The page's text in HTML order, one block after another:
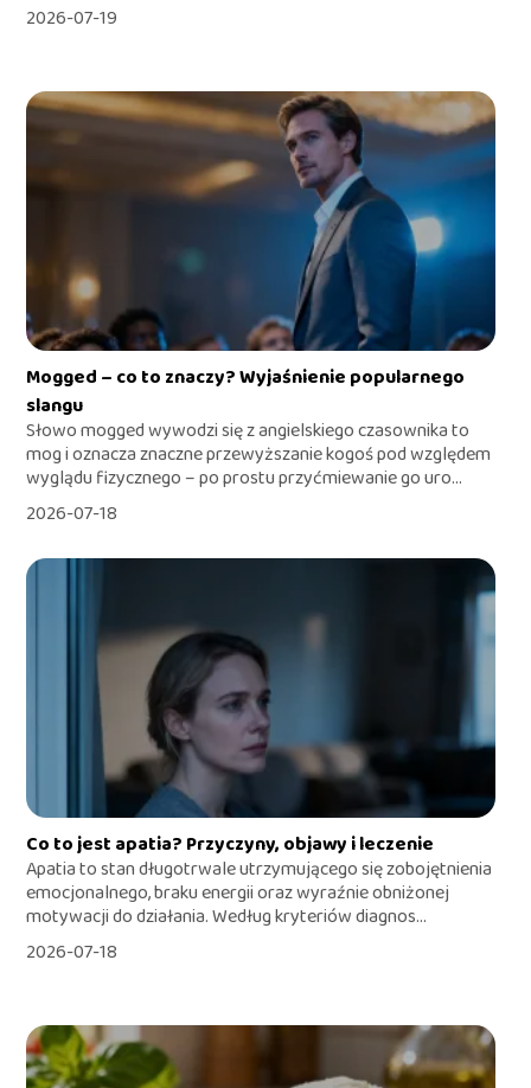
2026-07-19
Mogged – co to znaczy? Wyjaśnienie popularnego
slangu
Słowo mogged wywodzi się z angielskiego czasownika to
mog i oznacza znaczne przewyższanie kogoś pod względem
wyglądu fizycznego – po prostu przyćmiewanie go uro...
2026-07-18
Co to jest apatia? Przyczyny, objawy i leczenie
Apatia to stan długotrwale utrzymującego się zobojętnienia
emocjonalnego, braku energii oraz wyraźnie obniżonej
motywacji do działania. Według kryteriów diagnos...
2026-07-18